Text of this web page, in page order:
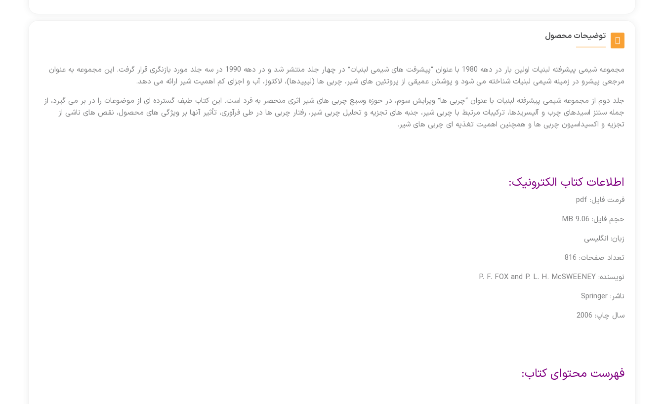
توضیحات محصول
مجموعه شیمی پیشرفته لبنیات اولین بار در دهه 1980 با عنوان “پیشرفت های شیمی لبنیات” در چهار جلد منتشر شد و در دهه 1990 در سه جلد مورد بازنگری قرار گرفت. این مجموعه به عنوان
مرجعی پیشرو در زمینه شیمی لبنیات شناخته می شود و پوشش عمیقی از پروتئین های شیر، چربی ها (لیپیدها)، لاکتوز، آب و اجزای کم اهمیت شیر ارائه می دهد.
جلد دوم از مجموعه شیمی پیشرفته لبنیات با عنوان “چربی ها” ویرایش سوم، در حوزه وسیع چربی های شیر اثری منحصر به فرد است. این کتاب طیف گسترده ای از موضوعات را در بر می گیرد، از
جمله سنتز اسیدهای چرب و آلیسریدها، ترکیبات مرتبط با چربی شیر، جنبه های تجزیه و تحلیل چربی شیر، رفتار چربی ها در طی فرآوری، تأثیر آنها بر ویژگی های محصول، نقص های ناشی از
تجزیه و اکسیداسیون چربی ها و همچنین اهمیت تغذیه ای چربی های شیر.
اطلاعات کتاب الکترونیک:
فرمت فایل: pdf
حجم فایل: 9.06 MB
زبان: انگلیسی
تعداد صفحات: 816
نویسنده: P. F. FOX and P. L. H. McSWEENEY
ناشر: Springer
سال چاپ: 2006
فهرست محتوای کتاب: